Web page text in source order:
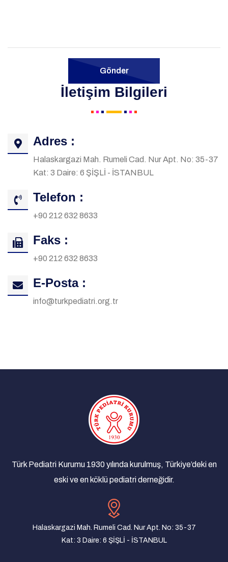
İletişim Bilgileri
Adres :
Halaskargazi Mah. Rumeli Cad. Nur Apt. No: 35-37
Kat: 3 Daire: 6 ŞİŞLİ - İSTANBUL
Telefon :
+90 212 632 8633
Faks :
+90 212 632 8633
E-Posta :
info@turkpediatri.org.tr
Gönder
Türk Pediatri Kurumu 1930 yılında kurulmuş, Türkiye’deki en
eski ve en köklü pediatri derneğidir.
Halaskargazi Mah. Rumeli Cad. Nur Apt. No: 35-37
Kat: 3 Daire: 6 ŞİŞLİ - İSTANBUL